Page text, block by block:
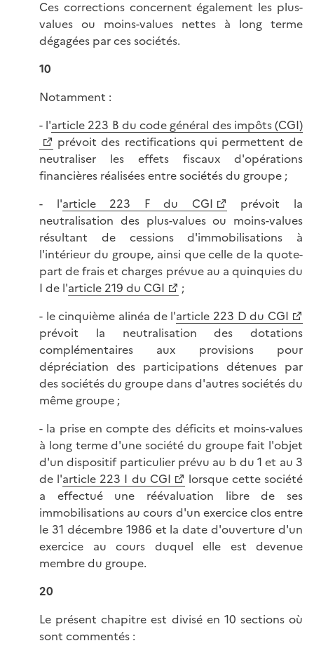
Ces corrections concernent également les plus-
values ou moins-values nettes à long terme
dégagées par ces sociétés.
10
Notamment :
- l'article 223 B du code général des impôts (CGI)
prévoit des rectifications qui permettent de
neutraliser les effets fiscaux d'opérations
financières réalisées entre sociétés du groupe ;
- l'article 223 F du CGI
prévoit la
neutralisation des plus-values ou moins-values
résultant de cessions d'immobilisations à
l'intérieur du groupe, ainsi que celle de la quote-
part de frais et charges prévue au a quinquies du
I de l'article 219 du CGI
;
- le cinquième alinéa de l'article 223 D du CGI
prévoit la neutralisation des dotations
complémentaires aux provisions pour
dépréciation des participations détenues par
des sociétés du groupe dans d'autres sociétés du
même groupe ;
- la prise en compte des déficits et moins-values
à long terme d'une société du groupe fait l'objet
d'un dispositif particulier prévu au b du 1 et au 3
de l'article 223 I du CGI
lorsque cette société
a effectué une réévaluation libre de ses
immobilisations au cours d'un exercice clos entre
le 31 décembre 1986 et la date d'ouverture d'un
exercice au cours duquel elle est devenue
membre du groupe.
20
Le présent chapitre est divisé en 10 sections où
sont commentés :